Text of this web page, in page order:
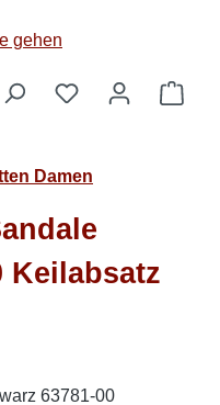
Damen
Keilabsatz